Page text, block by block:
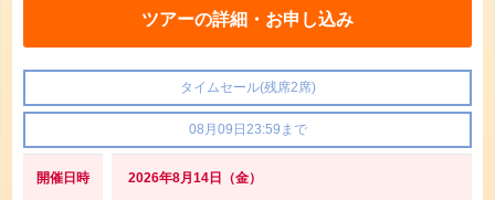
ツアーの詳細・お申し込み
タイムセール(残席2席)
08月09日23:59まで
開催日時 2026年8月14日（金）